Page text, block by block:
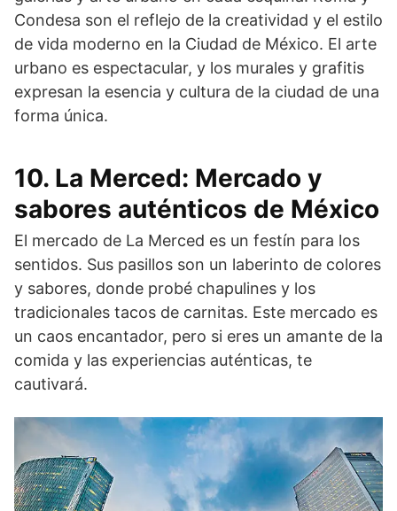
Condesa son el reflejo de la creatividad y el estilo
de vida moderno en la Ciudad de México. El arte
urbano es espectacular, y los murales y grafitis
expresan la esencia y cultura de la ciudad de una
forma única.
10. La Merced: Mercado y
sabores auténticos de México
El mercado de La Merced es un festín para los
sentidos. Sus pasillos son un laberinto de colores
y sabores, donde probé chapulines y los
tradicionales tacos de carnitas. Este mercado es
un caos encantador, pero si eres un amante de la
comida y las experiencias auténticas, te
cautivará.